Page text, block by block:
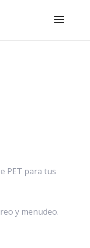
PET para tus
y menudeo.